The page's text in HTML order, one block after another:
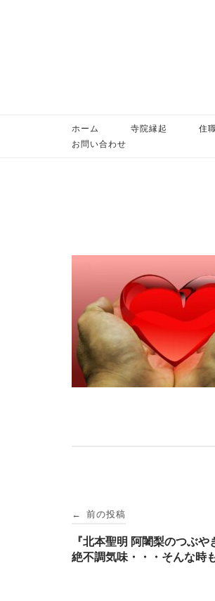
ホーム 寺院縁起 住
お問い合わせ
投
稿
← 前の投稿
『北本聖明 阿闍梨のつぶ
絶不調気味・・・そんな時